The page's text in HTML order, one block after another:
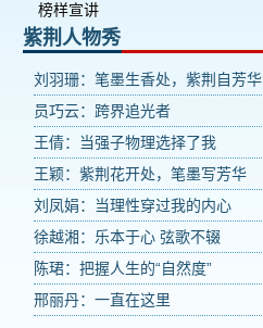
榜样宣讲
紫荆人物秀
刘羽珊：笔墨生香处，紫荆自芳华
员巧云：跨界追光者
王倩：当强子物理选择了我
王颖：紫荆花开处，笔墨写芳华
刘凤娟：当理性穿过我的内心
徐越湘：乐本于心 弦歌不辍
陈珺：把握人生的“自然度”
邢丽丹：一直在这里